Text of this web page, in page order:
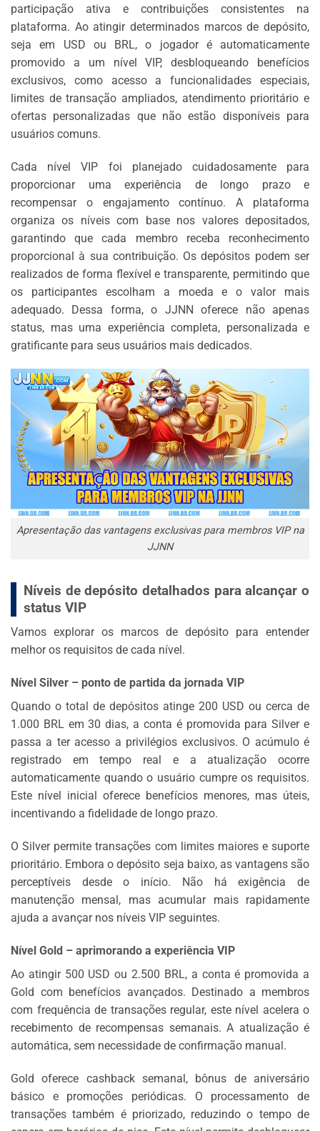
participação ativa e contribuições consistentes na
plataforma. Ao atingir determinados marcos de depósito,
seja em USD ou BRL, o jogador é automaticamente
promovido a um nível VIP, desbloqueando benefícios
exclusivos, como acesso a funcionalidades especiais,
limites de transação ampliados, atendimento prioritário e
ofertas personalizadas que não estão disponíveis para
usuários comuns.
Cada nível VIP foi planejado cuidadosamente para
proporcionar uma experiência de longo prazo e
recompensar o engajamento contínuo. A plataforma
organiza os níveis com base nos valores depositados,
garantindo que cada membro receba reconhecimento
proporcional à sua contribuição. Os depósitos podem ser
realizados de forma flexível e transparente, permitindo que
os participantes escolham a moeda e o valor mais
adequado. Dessa forma, o JJNN oferece não apenas
status, mas uma experiência completa, personalizada e
gratificante para seus usuários mais dedicados.
Apresentação das vantagens exclusivas para membros VIP na
JJNN
Níveis de depósito detalhados para alcançar o
status VIP
Vamos explorar os marcos de depósito para entender
melhor os requisitos de cada nível.
Nível Silver – ponto de partida da jornada VIP
Quando o total de depósitos atinge 200 USD ou cerca de
1.000 BRL em 30 dias, a conta é promovida para Silver e
passa a ter acesso a privilégios exclusivos. O acúmulo é
registrado em tempo real e a atualização ocorre
automaticamente quando o usuário cumpre os requisitos.
Este nível inicial oferece benefícios menores, mas úteis,
incentivando a fidelidade de longo prazo.
O Silver permite transações com limites maiores e suporte
prioritário. Embora o depósito seja baixo, as vantagens são
perceptíveis desde o início. Não há exigência de
manutenção mensal, mas acumular mais rapidamente
ajuda a avançar nos níveis VIP seguintes.
Nível Gold – aprimorando a experiência VIP
Ao atingir 500 USD ou 2.500 BRL, a conta é promovida a
Gold com benefícios avançados. Destinado a membros
com frequência de transações regular, este nível acelera o
recebimento de recompensas semanais. A atualização é
automática, sem necessidade de confirmação manual.
Gold oferece cashback semanal, bônus de aniversário
básico e promoções periódicas. O processamento de
transações também é priorizado, reduzindo o tempo de